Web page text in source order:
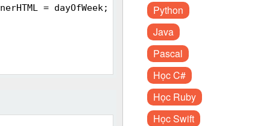
= dayOfWeek;
Python
Java
Pascal
Học C#
Học Ruby
Học Swift